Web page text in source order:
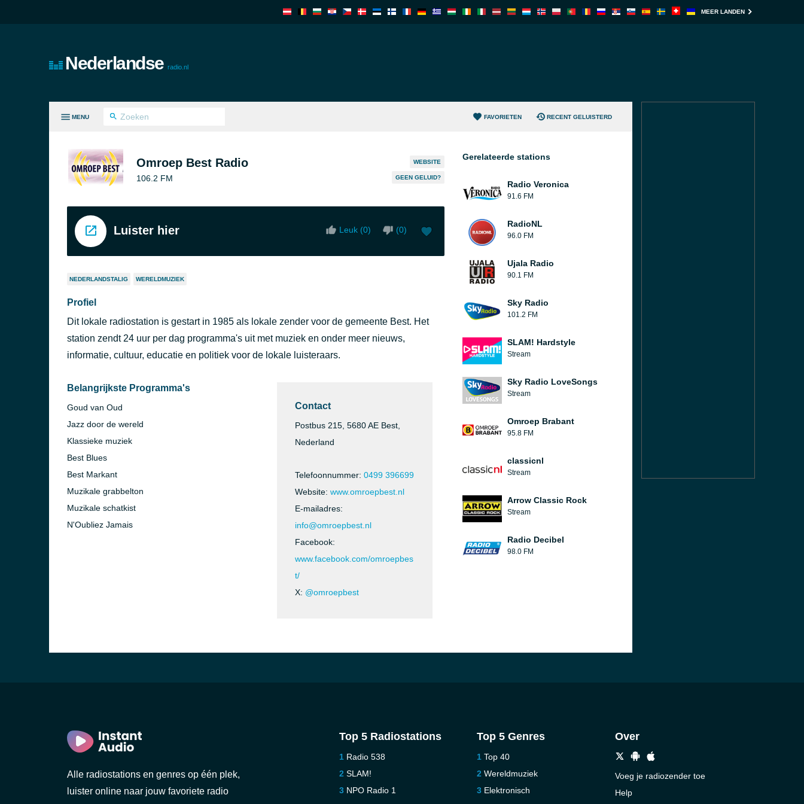
MEER LANDEN
Nederlandse radio.nl
MENU FAVORIETEN RECENT GELUISTERD
Omroep Best Radio
106.2 FM
WEBSITE
GEEN GELUID?
Luister hier Leuk (0) (0)
NEDERLANDSTALIG WERELDMUZIEK
Profiel
Dit lokale radiostation is gestart in 1985 als lokale zender voor de gemeente Best. Het
station zendt 24 uur per dag programma's uit met muziek en onder meer nieuws,
informatie, cultuur, educatie en politiek voor de lokale luisteraars.
Belangrijkste Programma's
Goud van Oud
Jazz door de wereld
Klassieke muziek
Best Blues
Best Markant
Muzikale grabbelton
Muzikale schatkist
N'Oubliez Jamais
Contact
Postbus 215, 5680 AE Best,
Nederland
Telefoonnummer: 0499 396699
Website: www.omroepbest.nl
E-mailadres:
info@omroepbest.nl
Facebook:
www.facebook.com/omroepbes
t/
X: @omroepbest
Gerelateerde stations
Radio Veronica
91.6 FM
RadioNL
96.0 FM
Ujala Radio
90.1 FM
Sky Radio
101.2 FM
SLAM! Hardstyle
Stream
Sky Radio LoveSongs
Stream
Omroep Brabant
95.8 FM
classicnl
Stream
Arrow Classic Rock
Stream
Radio Decibel
98.0 FM
Alle radiostations en genres op één plek,
luister online naar jouw favoriete radio
Top 5 Radiostations
Radio 538
SLAM!
NPO Radio 1
Top 5 Genres
Top 40
Wereldmuziek
Elektronisch
Over
Voeg je radiozender toe
Help